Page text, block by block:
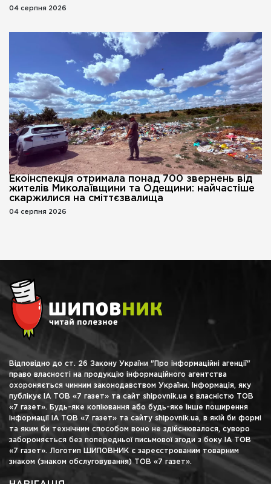
04 серпня 2026
Екоінспекція отримала понад 700 звернень від
жителів Миколаївщини та Одещини: найчастіше
скаржилися на сміттєзвалища
04 серпня 2026
Відповідно до ст. 26 Закону України "Про інформаційні агенції"
право власності на продукцію інформаційного агентства
охороняється чинним законодавством України. Інформація, яку
публікує ІА ТОВ «7 газет» та сайт shipovnik.ua є власністю ТОВ
«7 газет». Будь-яке копіювання або будь-яке інше поширення
інформації ІА ТОВ «7 газет» та сайту shipovnik.ua, в якій би формі
та яким би технічним способом воно не здійснювалося, суворо
забороняється без попередньої письмової згоди з боку ІА ТОВ
«7 газет». Логотип ШИПОВНИК є зареєстрованим товарним
знаком (знаком обслуговування) ТОВ «7 газет».